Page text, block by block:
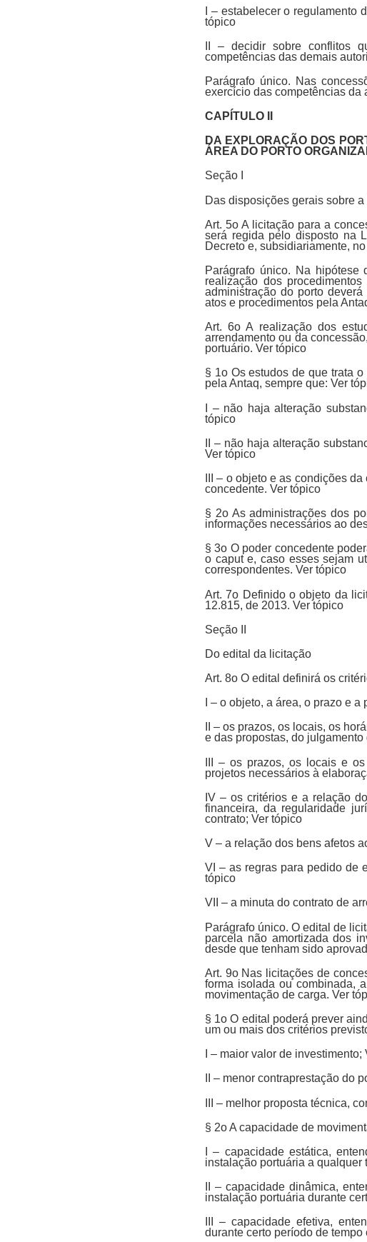
I – estabelecer o
tópico
II – decidir sobre conflitos
competências das demais
Parágrafo único. Nas
exercício das competências da
CAPÍTULO II
DA EXPLORAÇÃO DOS
ÁREA DO PORTO
Seção I
Das disposições gerais sobre
Art. 5o A licitação para a
será regida pelo disposto na
Decreto e, subsidiariamente,
Parágrafo único. Na
realização dos
administração do porto
atos e procedimentos pela
Art. 6o A realização dos
arrendamento ou da
portuário. Ver tópico
§ 1o Os estudos de que trata
pela Antaq, sempre que: Ver
I – não haja alteração
tópico
II – não haja alteração
Ver tópico
III – o objeto e as condições
concedente. Ver tópico
§ 2o As administrações dos
informações necessários ao
§ 3o O poder concedente
o caput e, caso esses sejam
correspondentes. Ver tópico
Art. 7o Definido o objeto da
12.815, de 2013. Ver tópico
Seção II
Do edital da licitação
Art. 8o O edital definirá os
I – o objeto, a área, o prazo e
II – os prazos, os locais, os
e das propostas, do
III – os prazos, os locais e
projetos necessários à
IV – os critérios e a relação
financeira, da regularidade
contrato; Ver tópico
V – a relação dos bens afetos
VI – as regras para pedido de
tópico
VII – a minuta do contrato de
Parágrafo único. O edital de
parcela não amortizada dos
desde que tenham sido
Art. 9o Nas licitações de
forma isolada ou combinada,
movimentação de carga. Ver
§ 1o O edital poderá prever
um ou mais dos critérios
I – maior valor de investimento;
II – menor contraprestação do
III – melhor proposta técnica,
§ 2o A capacidade de
I – capacidade estática,
instalação portuária a qualquer
II – capacidade dinâmica,
instalação portuária durante
III – capacidade efetiva,
durante certo período de